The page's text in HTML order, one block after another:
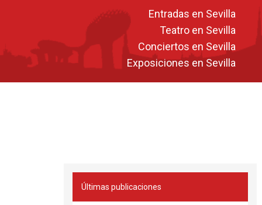
Entradas en Sevilla
Teatro en Sevilla
Conciertos en Sevilla
Exposiciones en Sevilla
Últimas publicaciones